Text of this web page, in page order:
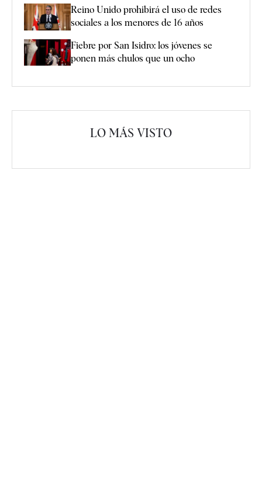
Reino Unido prohibirá el uso de redes
sociales a los menores de 16 años
Fiebre por San Isidro: los jóvenes se
ponen más chulos que un ocho
LO MÁS VISTO